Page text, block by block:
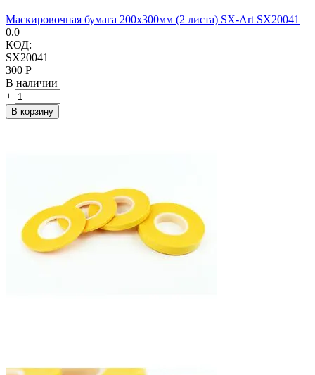
Маскировочная бумага 200х300мм (2 листа) SX-Art SX20041
0.0
КОД:
SX20041
‍300‍ Р
В наличии
+
−
В корзину